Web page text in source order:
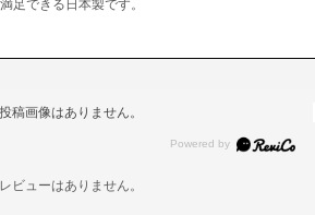
足できる日本製です。
投稿画像はありません。
レビューはありません。